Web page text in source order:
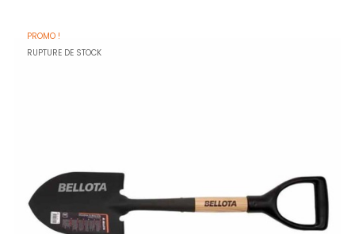
PROMO !
RUPTURE DE STOCK